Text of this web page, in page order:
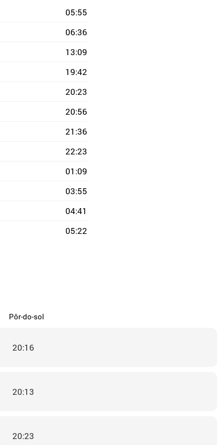
05:55
06:36
13:09
19:42
20:23
20:56
21:36
22:23
01:09
03:55
04:41
05:22
Pôr-do-sol
20:16
20:13
20:23